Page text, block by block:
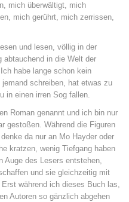
mich überwältigt, mich
mich gerührt, mich zerrissen,
und lesen, völlig in der
abtauchend in die Welt der
habe lange schon kein
schreiben, hat etwas zu
in einen irren Sog fallen.
Roman genannt und ich bin nur
gestoßen. Während die Figuren
da nur an Mo Hayder oder
kratzen, wenig Tiefgang haben
Auge des Lesers entstehen,
und sie gleichzeitig mit
während ich dieses Buch las,
Autoren so gänzlich abgehen